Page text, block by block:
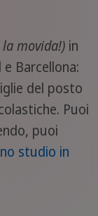
la movida!)in
Barcellona:
del posto
Puoi
puoi
studio in